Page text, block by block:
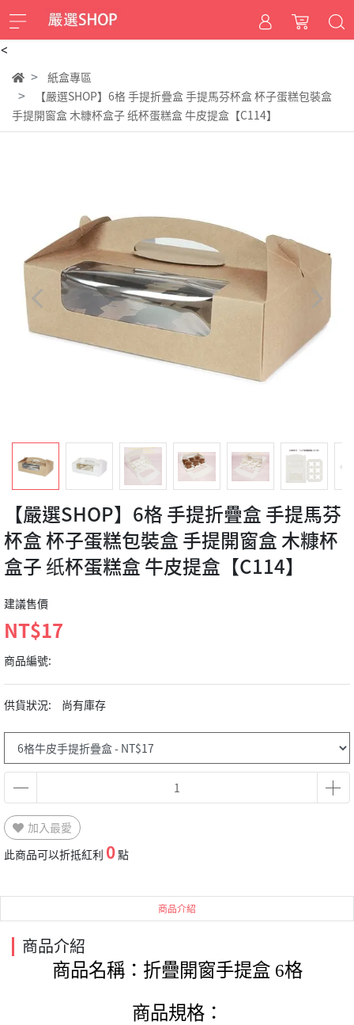
<
紙盒專區
【嚴選SHOP】6格 手提折疊盒 手提馬芬杯盒 杯子蛋糕包裝盒
手提開窗盒 木糠杯盒子 纸杯蛋糕盒 牛皮提盒【C114】
【嚴選SHOP】6格 手提折疊盒 手提馬芬
杯盒 杯子蛋糕包裝盒 手提開窗盒 木糠杯
盒子 纸杯蛋糕盒 牛皮提盒【C114】
建議售價
NT$17
商品編號:
供貨狀況: 尚有庫存
加入最愛
此商品可以折抵紅利 0點
商品介紹
商品介紹
商品名稱：折疊開窗手提盒 6格
商品規格：